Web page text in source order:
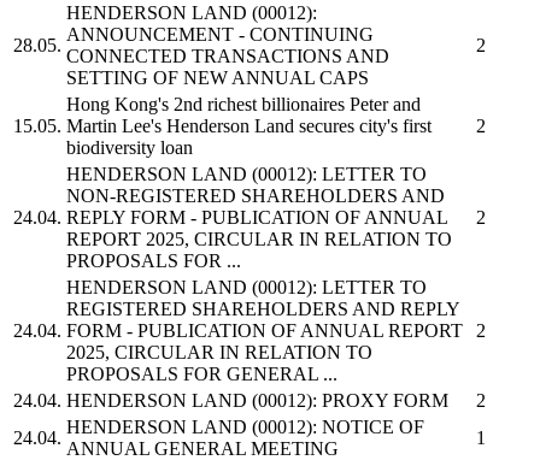
28.05.
HENDERSON LAND (00012):
ANNOUNCEMENT - CONTINUING
CONNECTED TRANSACTIONS AND
SETTING OF NEW ANNUAL CAPS
2
15.05.
Hong Kong's 2nd richest billionaires Peter and
Martin Lee's Henderson Land secures city's first
biodiversity loan
2
24.04.
HENDERSON LAND (00012): LETTER TO
NON-REGISTERED SHAREHOLDERS AND
REPLY FORM - PUBLICATION OF ANNUAL
REPORT 2025, CIRCULAR IN RELATION TO
PROPOSALS FOR ...
2
24.04.
HENDERSON LAND (00012): LETTER TO
REGISTERED SHAREHOLDERS AND REPLY
FORM - PUBLICATION OF ANNUAL REPORT
2025, CIRCULAR IN RELATION TO
PROPOSALS FOR GENERAL ...
2
24.04. HENDERSON LAND (00012): PROXY FORM
2
24.04.
HENDERSON LAND (00012): NOTICE OF
ANNUAL GENERAL MEETING
1